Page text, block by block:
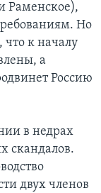
Раменское),
Но
к началу
а
Россию
в недрах
скандалов.
двух членов